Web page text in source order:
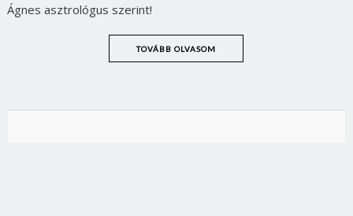
Ágnes asztrológus szerint!
TOVÁBB OLVASOM